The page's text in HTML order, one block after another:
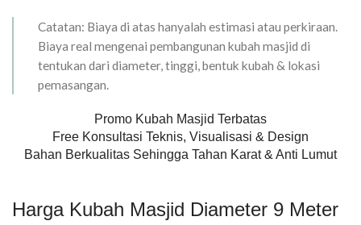
Catatan: Biaya di atas hanyalah estimasi atau perkiraan.
Biaya real mengenai pembangunan kubah masjid di
tentukan dari diameter, tinggi, bentuk kubah & lokasi
pemasangan.
Promo Kubah Masjid Terbatas
Free Konsultasi Teknis, Visualisasi & Design
Bahan Berkualitas Sehingga Tahan Karat & Anti Lumut
Harga Kubah Masjid Diameter 9 Meter